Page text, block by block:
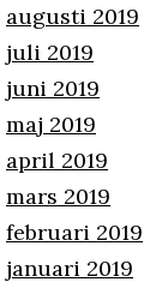
augusti 2019
juli 2019
juni 2019
maj 2019
april 2019
mars 2019
februari 2019
januari 2019